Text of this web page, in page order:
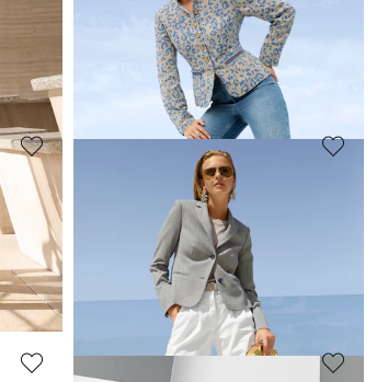
(-47%)
319,95 €
Meilleur prix sous 30 jours**: 309,95 €
(-36%)
MADELEINE
309,95 €
Meilleur prix sous 30 jours**: 279,95 €